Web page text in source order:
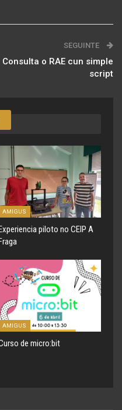
SEGUINTE
Consulta o RAE cun simple
script
AMIGUS
piloto no CEIP A
AMIGUS
de micro:bit